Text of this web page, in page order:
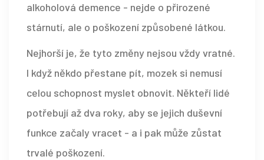
alkoholová demence - nejde o přirozené
stárnutí, ale o poškození způsobené látkou.
Nejhorší je, že tyto změny nejsou vždy vratné.
I když někdo přestane pít, mozek si nemusí
celou schopnost myslet obnovit. Někteří lidé
potřebují až dva roky, aby se jejich duševní
funkce začaly vracet - a i pak může zůstat
trvalé poškození.